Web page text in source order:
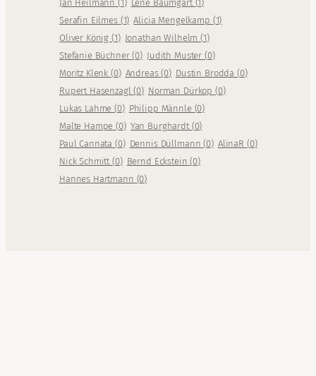
Jan Heilmann(1) Lene Baumgart (1)
Serafin Eilmes (1) Alicia Mengelkamp (1)
Oliver König(1) Jonathan Wilhelm(1)
Stefanie Büchner(0) Judith Muster (0)
Moritz Klenk(0) Andreas(0) Dustin Brodda (0)
Rupert Hasenzagl(0) Norman Dürkop (0)
Lukas Lahme(0) Philipp Männle (0)
Malte Hampe(0) Yan Burghardt (0)
Paul Cannata(0) Dennis Düllmann(0) AlinaR (0)
Nick Schmitt(0) Bernd Eckstein(0)
Hannes Hartmann (0)